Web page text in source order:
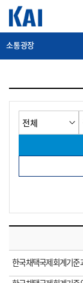
소통광장
한국채택국제회계기준